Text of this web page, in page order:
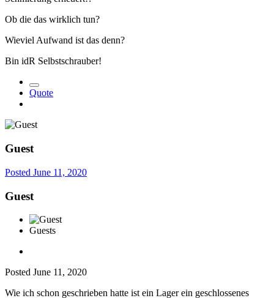
Ob die das wirklich tun?
Wieviel Aufwand ist das denn?
Bin idR Selbstschrauber!
Quote
Guest
Posted June 11, 2020
Guest
Guests
Posted June 11, 2020
Wie ich schon geschrieben hatte ist ein Lager ein geschlossenes